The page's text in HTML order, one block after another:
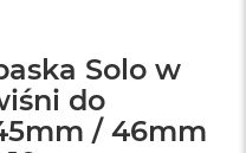
Solo w
do
/ 46mm